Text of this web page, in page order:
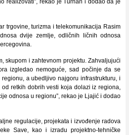
realizovati”, rekao je Turhan i dodao da je
trgovine, turizma i telekomunikacija Rasim
dvije zemlje, odličnih ličnih odnosa
skupom i zahtevnom projektu. Zahvaljujući
izgledao nemoguće, sad počinje da se
a ubedljivo najgoru infrastrukturu, i
retkih dobrih vesti koja dolazi iz regiona,
odnosa u regionu”, rekao je Ljajić i dodao
regulacije, projekata i izvođenje radova
Save, kao i izradu projektno-tehničke